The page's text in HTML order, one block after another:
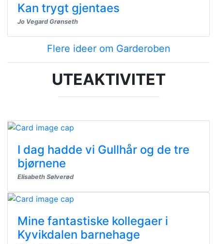
Kan trygt gjentaes
Jo Vegard Grønseth
Flere ideer om Garderoben
UTEAKTIVITET
I dag hadde vi Gullhår og de tre
bjørnene
Elisabeth Sølverød
Mine fantastiske kollegaer i
Kyvikdalen barnehage